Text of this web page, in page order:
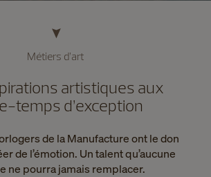
Métiers d’art
artistiques aux
temps d’exception
de la Manufacture ont le don
de l’émotion. Un talent qu’aucune
ne pourra jamais remplacer.